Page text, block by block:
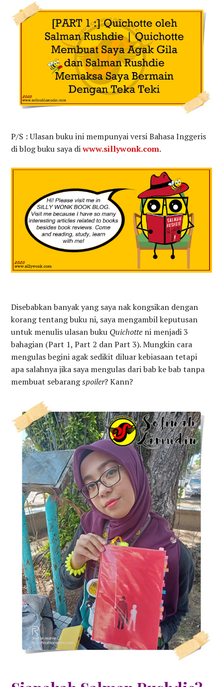
P/S : Ulasan buku ini mempunyai versi Bahasa Inggeris
di blog buku saya diwww.sillywonk.com.
Disebabkan banyak yang saya nak kongsikan dengan
korang tentang buku ni, saya mengambil keputusan
untuk menulis ulasan buku Quichotte ni menjadi 3
bahagian (Part 1, Part 2 dan Part 3). Mungkin cara
mengulas begini agak sedikit diluar kebiasaan tetapi
apa salahnya jika saya mengulas dari bab ke bab tanpa
membuat sebarangspoiler? Kann?